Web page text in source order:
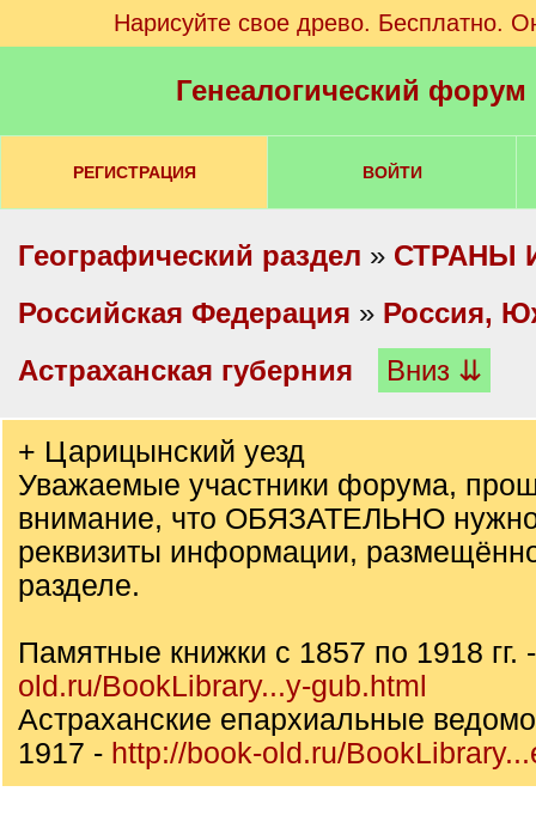
Нарисуйте свое древо. Бесплатно.
Генеалогический
РЕГИСТРАЦИЯ ВОЙТИ
Географический раздел » СТРАНЫ
Российская Федерация » Россия,
Астраханская губерния
Вниз ⇊
+ Царицынский уезд
Уважаемые участники форума,
внимание, что ОБЯЗАТЕЛЬНО нужно
реквизиты информации,
разделе.
Памятные книжки с 1857 по 1918 гг.
old.ru/BookLibrary...y-gub.html
Астраханские епархиальные
1917 - http://book-old.ru/